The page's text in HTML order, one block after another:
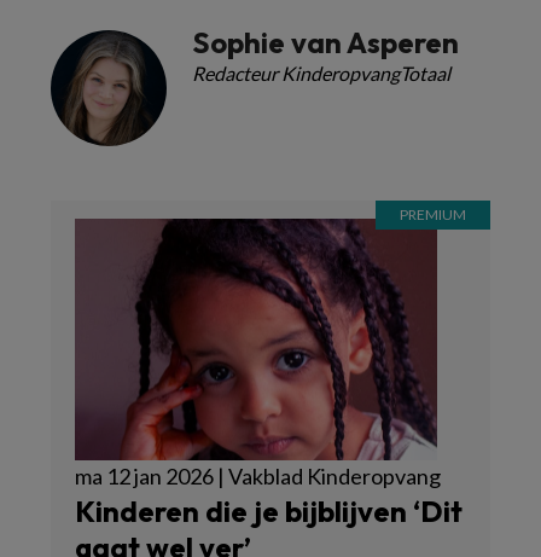
Sophie van Asperen
Redacteur KinderopvangTotaal
ma 12 jan 2026 | Vakblad Kinderopvang
Kinderen die je bijblijven ‘Dit
gaat wel ver’